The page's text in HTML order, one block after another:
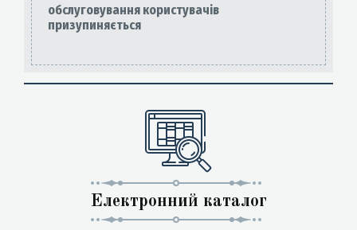
обслуговування користувачів
призупиняється
Електронний каталог